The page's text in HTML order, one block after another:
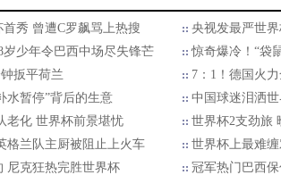
秀 曾遭C罗飙骂上热搜
央视发最严世
少年令巴西中场尽失锋芒
惊奇爆冷！“袋
扳平荷兰
7：1！德国火
水暂停”背后的生意
中国球迷泪洒
老化 世界杯前景堪忧
世界杯2支劲旅
格兰队主厨被阻止上火车
世界杯上最难
尼克狂热完胜世界杯
冠军热门巴西